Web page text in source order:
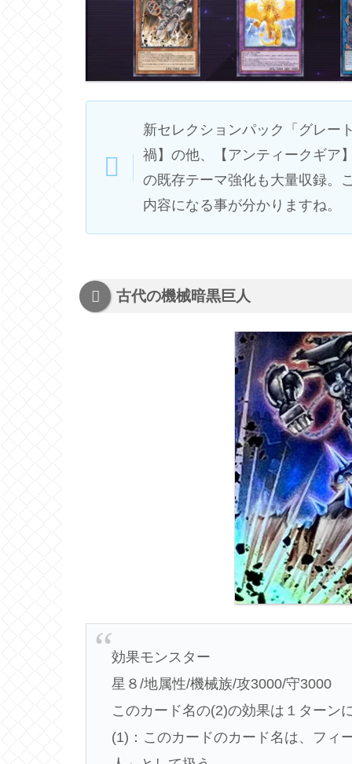
新セレクションパック「グレー
禍】の他、【アンティークギア
の既存テーマ強化も大量収録。
内容になる事が分かりますね。
古代の機械暗黒巨人
効果モンスター
星８/地属性/機械族/攻3000/守3000
このカード名の(2)の効果は１ターン
(1)：このカードのカード名は、フィ